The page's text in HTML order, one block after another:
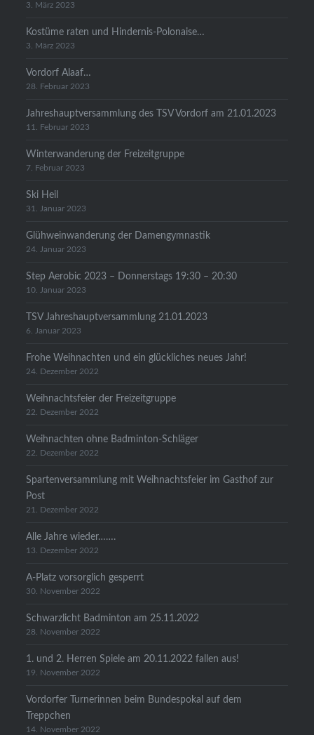
3. März 2023
Kostüme raten und Hindernis-Polonaise…
3. März 2023
Vordorf Alaaf…
28. Februar 2023
Jahreshauptversammlung des TSV Vordorf am 21.01.2023
11. Februar 2023
Winterwanderung der Freizeitgruppe
7. Februar 2023
Ski Heil
31. Januar 2023
Glühweinwanderung der Damengymnastik
24. Januar 2023
Step Aerobic 2023 – Donnerstags 19:30 – 20:30
10. Januar 2023
TSV Jahreshauptversammlung 21.01.2023
6. Januar 2023
Frohe Weihnachten und ein glückliches neues Jahr!
24. Dezember 2022
Weihnachtsfeier der Freizeitgruppe
22. Dezember 2022
Weihnachten ohne Badminton-Schläger
22. Dezember 2022
Spartenversammlung mit Weihnachtsfeier im Gasthof zur
Post
21. Dezember 2022
Alle Jahre wieder…….
13. Dezember 2022
A-Platz vorsorglich gesperrt
30. November 2022
Schwarzlicht Badminton am 25.11.2022
28. November 2022
1. und 2. Herren Spiele am 20.11.2022 fallen aus!
19. November 2022
Vordorfer Turnerinnen beim Bundespokal auf dem
Treppchen
14. November 2022